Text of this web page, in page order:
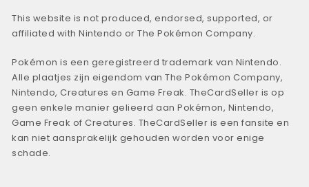
This website is not produced, endorsed, supported, or
affiliated with Nintendo or The Pokémon Company.
Pokémon is een geregistreerd trademark van Nintendo.
Alle plaatjes zijn eigendom van The Pokémon Company,
Nintendo, Creatures en Game Freak. TheCardSeller is op
geen enkele manier gelieerd aan Pokémon, Nintendo,
Game Freak of Creatures. TheCardSeller is een fansite en
kan niet aansprakelijk gehouden worden voor enige
schade.